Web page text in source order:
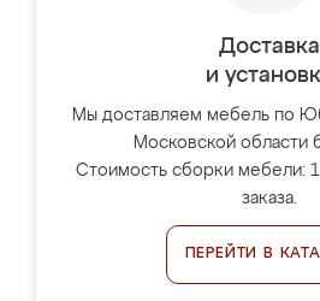
Доставка
и
Мы доставляем мебель по
Московской области
Стоимость сборки мебели:
заказа.
ПЕРЕЙТИ В